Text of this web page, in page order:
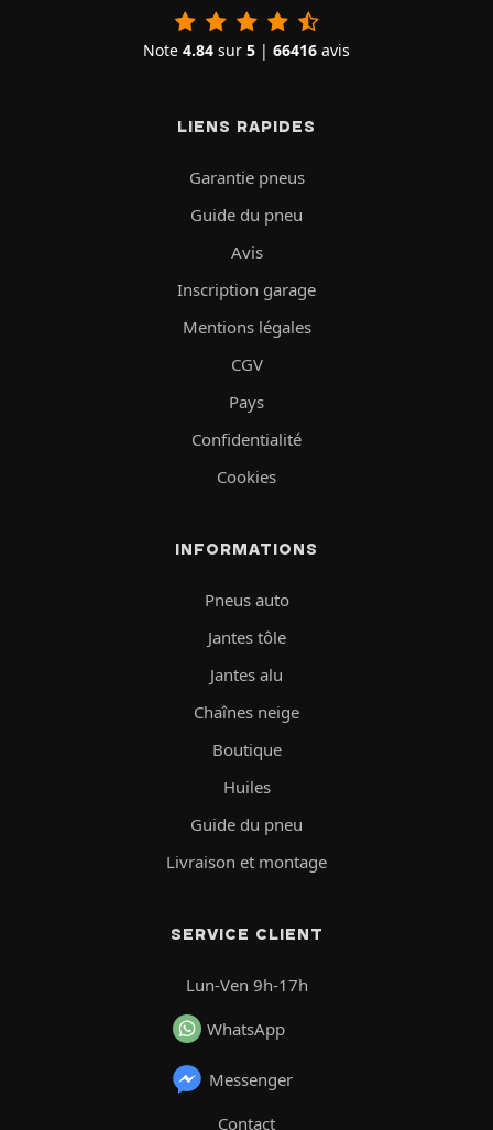
Note 4.84 sur 5 | 66416 avis
LIENS RAPIDES
Garantie pneus
Guide du pneu
Avis
Inscription garage
Mentions légales
CGV
Pays
Confidentialité
Cookies
INFORMATIONS
Pneus auto
Jantes tôle
Jantes alu
Chaînes neige
Boutique
Huiles
Guide du pneu
Livraison et montage
SERVICE CLIENT
Lun-Ven 9h-17h
WhatsApp
Messenger
Contact